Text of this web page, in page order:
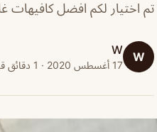
تم اختيار لكم افضل كافيهات
W
W
17 أغسطس 2020 · 1 دقائق قراءة